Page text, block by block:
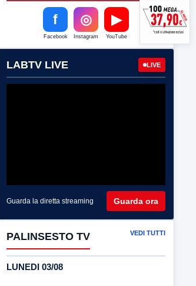
f
Facebook
◎
Instagram
▶
YouTube
LABTV LIVE LIVE
Guarda la diretta streaming Guarda ora
PALINSESTO TV VEDI TUTTI
LUNEDI 03/08